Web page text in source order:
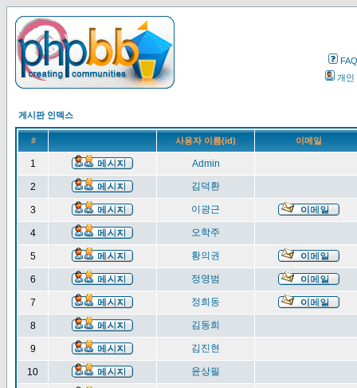
FAQ
개인
게시판 인덱스
# 사용자 이름(id) 이메일
1 Admin
2 김덕환
3 이광근
4 오학주
5 황의권
6 정영범
7 정희동
8 김동희
9 김진현
10 윤상필